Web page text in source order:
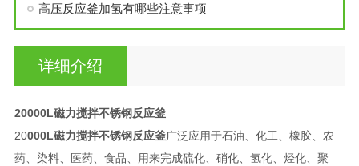
高压反应釜加氢有哪些注意事项
详细介绍
20000L磁力搅拌不锈钢反应釜
20000L磁力搅拌不锈钢反应釜广泛应用于石油、化工、橡胶、农
药、染料、医药、食品、用来完成硫化、硝化、氢化、烃化、聚